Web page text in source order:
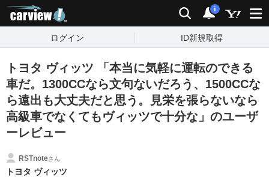
検索 通知
i
ログイン ID新規取得
トヨタ ヴィッツ 「本当に気軽に運転のできる
車だ。1300CCなら文句ないだろう、1500CCな
ら遠出も大丈夫だと思う。見栄を張らないなら
高級車でなくてもヴィッツで十分な」のユーザ
ーレビュー
RSTnoteさん
トヨタ ヴィッツ